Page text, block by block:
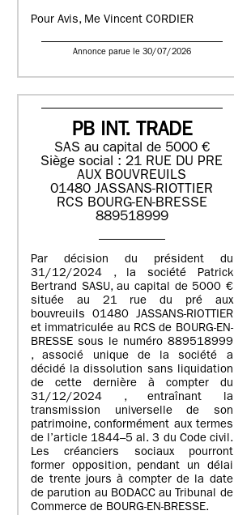
Pour Avis, Me Vincent CORDIER
Annonce parue le 30/07/2026
PB INT. TRADE
SAS au capital de 5000 €
Siège social : 21 RUE DU PRE
AUX BOUVREUILS
01480 JASSANS-RIOTTIER
RCS BOURG-EN-BRESSE
889518999
Par décision du président du
31/12/2024 , la société Patrick
Bertrand SASU, au capital de 5000 €
située au 21 rue du pré aux
bouvreuils 01480 JASSANS-RIOTTIER
et immatriculée au RCS de BOURG-EN-
BRESSE sous le numéro 889518999
, associé unique de la société a
décidé la dissolution sans liquidation
de cette dernière à compter du
31/12/2024 , entraînant la
transmission universelle de son
patrimoine, conformément aux termes
de l’article 1844–5 al. 3 du Code civil.
Les créanciers sociaux pourront
former opposition, pendant un délai
de trente jours à compter de la date
de parution au BODACC au Tribunal de
Commerce de BOURG-EN-BRESSE.